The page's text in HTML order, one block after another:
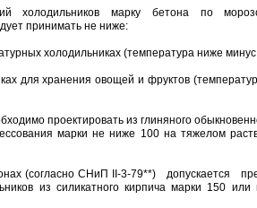
холодильников марку бетона по
принимать не ниже:
холодильниках (температура ниже
для хранения овощей и фруктов
проектировать из глиняного
марки не ниже 100 на тяжелом
(согласно СНиП II-3-79**) допускается
из силикатного кирпича марки 150 или